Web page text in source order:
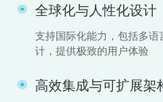
全球化与人性化设计
支持国际化能力，包括多
计，提供极致的用户体验
高效集成与可扩展架